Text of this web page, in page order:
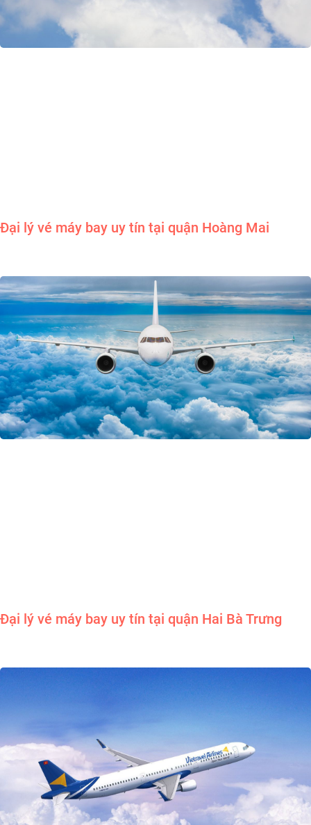
Đại lý vé máy bay uy tín tại quận Hoàng Mai
Đại lý vé máy bay uy tín tại quận Hai Bà Trưng